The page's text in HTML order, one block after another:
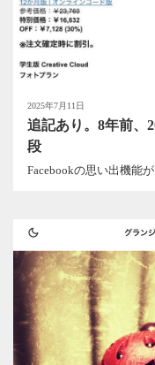
2025年7月11日
追記あり。8年前、
段
Facebookの思い出機能が